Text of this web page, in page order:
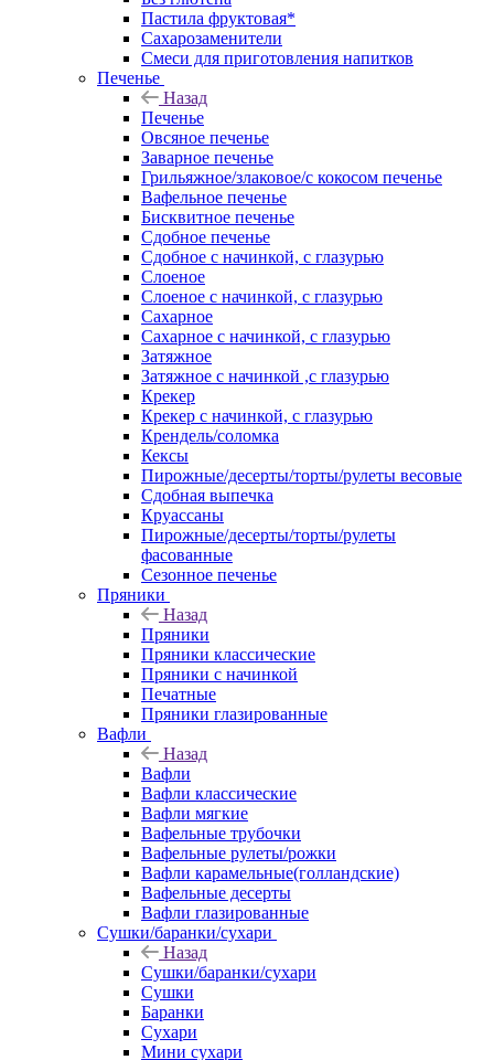
Пастила фруктовая*
Сахарозаменители
Смеси для приготовления напитков
Печенье
Назад
Печенье
Овсяное печенье
Заварное печенье
Грильяжное/злаковое/с кокосом печенье
Вафельное печенье
Бисквитное печенье
Сдобное печенье
Сдобное с начинкой, с глазурью
Слоеное
Слоеное с начинкой, с глазурью
Сахарное
Сахарное с начинкой, с глазурью
Затяжное
Затяжное с начинкой ,с глазурью
Крекер
Крекер с начинкой, с глазурью
Крендель/соломка
Кексы
Пирожные/десерты/торты/рулеты весовые
Сдобная выпечка
Круассаны
Пирожные/десерты/торты/рулеты
фасованные
Сезонное печенье
Пряники
Назад
Пряники
Пряники классические
Пряники с начинкой
Печатные
Пряники глазированные
Вафли
Назад
Вафли
Вафли классические
Вафли мягкие
Вафельные трубочки
Вафельные рулеты/рожки
Вафли карамельные(голландские)
Вафельные десерты
Вафли глазированные
Сушки/баранки/сухари
Назад
Сушки/баранки/сухари
Сушки
Баранки
Сухари
Мини сухари